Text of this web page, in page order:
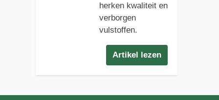
herken kwaliteit en
verborgen
vulstoffen.
Artikel lezen